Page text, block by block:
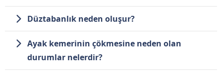
Düztabanlık neden oluşur?
Ayak kemerinin çökmesine neden olan
durumlar nelerdir?